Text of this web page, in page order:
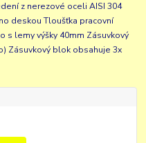
z nerezové oceli AISI 304
deskou Tloušťka pracovní
s lemy výšky 40mm Zásuvkový
Zásuvkový blok obsahuje 3x